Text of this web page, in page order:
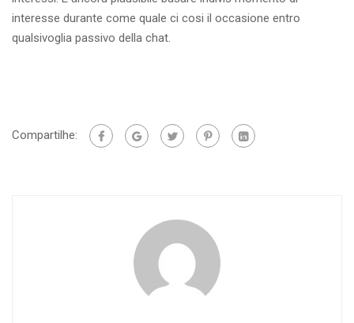
interesse durante come quale ci cosi il occasione entro
qualsivoglia passivo della chat.
Compartilhe: